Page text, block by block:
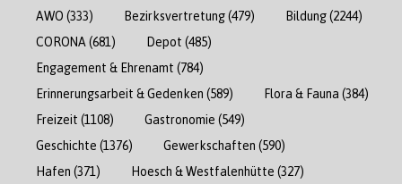
AWO (333) Bezirksvertretung(479) Bildung(2244)
CORONA (681) Depot (485)
Engagement & Ehrenamt (784)
Erinnerungsarbeit & Gedenken (589) Flora & Fauna (384)
Freizeit (1108) Gastronomie (549)
Geschichte (1376) Gewerkschaften (590)
Hafen (371) Hoesch & Westfalenhütte (327)